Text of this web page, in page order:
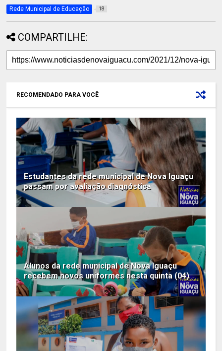
Rede Municipal de Educação 18
COMPARTILHE:
RECOMENDADO PARA VOCÊ
Estudantes da rede municipal de Nova Iguaçu
passam por avaliação diagnóstica
Alunos da rede municipal de Nova Iguaçu
recebem novos uniformes nesta quinta (04)